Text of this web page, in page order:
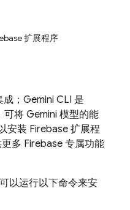
扩展程序
；Gemini CLI 是
将 Gemini 模型的能
安装 Firebase 扩展程
多 Firebase 专属功能
以运行以下命令来安